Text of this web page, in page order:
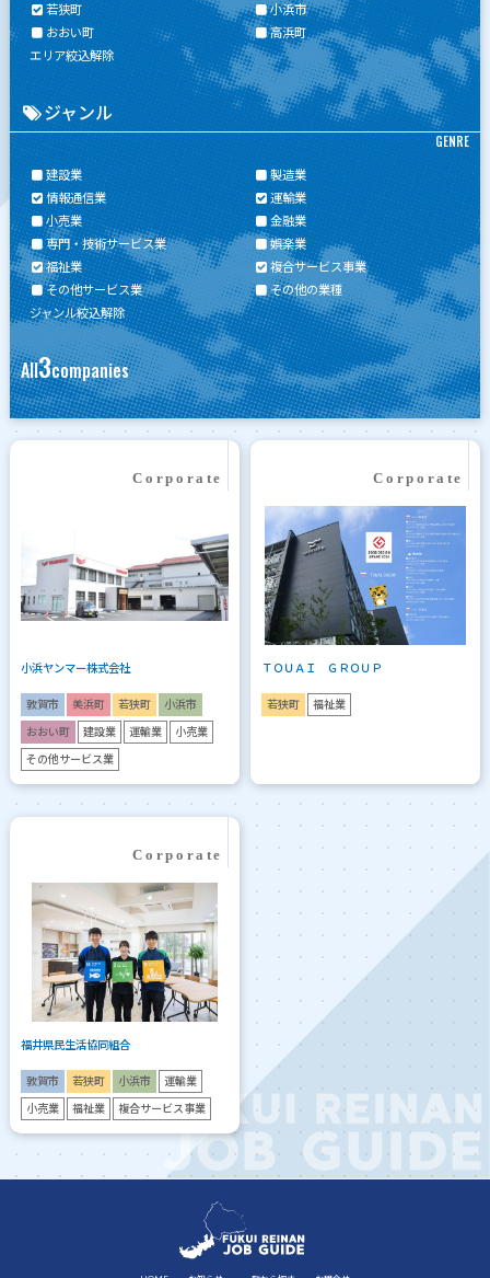
若狭町
小浜市
おおい町
高浜町
エリア絞込解除
ジャンル
GENRE
建設業
製造業
情報通信業
運輸業
小売業
金融業
専門・技術サービス業
娯楽業
福祉業
複合サービス事業
その他サービス業
その他の業種
ジャンル絞込解除
All3companies
小浜ヤンマー株式会社
敦賀市 美浜町 若狭町 小浜市
おおい町 建設業 運輸業 小売業
その他サービス業
ＴＯＵＡＩ ＧＲＯＵＰ
若狭町 福祉業
福井県民生活協同組合
敦賀市 若狭町 小浜市 運輸業
小売業 福祉業 複合サービス事業